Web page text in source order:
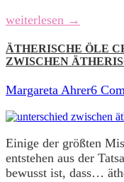
weiterlesen →
ÄTHERISCHE ÖLE
ZWISCHEN
Margareta Ahrer6
Einige der größten
entstehen aus der
bewusst ist, dass…